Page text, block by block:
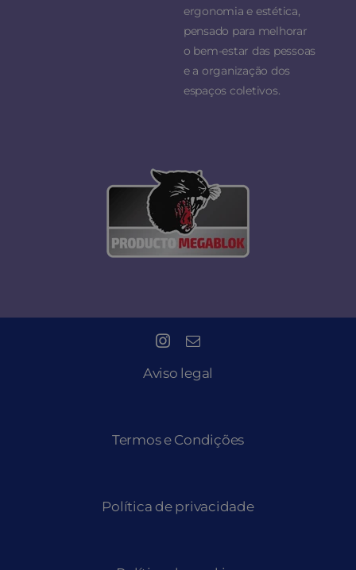
ergonomia e estética,
pensado para melhorar
o bem-estar das pessoas
e a organização dos
espaços coletivos.
Aviso legal
Termos e Condições
Política de privacidade